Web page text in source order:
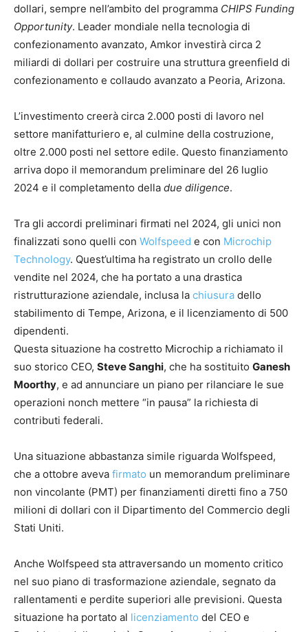
dollari, sempre nell’ambito del programma CHIPS Funding
Opportunity. Leader mondiale nella tecnologia di
confezionamento avanzato, Amkor investirà circa 2
miliardi di dollari per costruire una struttura greenfield di
confezionamento e collaudo avanzato a Peoria, Arizona.
L’investimento creerà circa 2.000 posti di lavoro nel
settore manifatturiero e, al culmine della costruzione,
oltre 2.000 posti nel settore edile. Questo finanziamento
arriva dopo il memorandum preliminare del 26 luglio
2024 e il completamento della due diligence.
Tra gli accordi preliminari firmati nel 2024, gli unici non
finalizzati sono quelli con Wolfspeed e con Microchip
Technology. Quest’ultima ha registrato un crollo delle
vendite nel 2024, che ha portato a una drastica
ristrutturazione aziendale, inclusa la chiusura dello
stabilimento di Tempe, Arizona, e il licenziamento di 500
dipendenti.
Questa situazione ha costretto Microchip a richiamato il
suo storico CEO, Steve Sanghi, che ha sostituito Ganesh
Moorthy, e ad annunciare un piano per rilanciare le sue
operazioni nonch mettere “in pausa” la richiesta di
contributi federali.
Una situazione abbastanza simile riguarda Wolfspeed,
che a ottobre aveva firmato un memorandum preliminare
non vincolante (PMT) per finanziamenti diretti fino a 750
milioni di dollari con il Dipartimento del Commercio degli
Stati Uniti.
Anche Wolfspeed sta attraversando un momento critico
nel suo piano di trasformazione aziendale, segnato da
rallentamenti e perdite superiori alle previsioni. Questa
situazione ha portato al licenziamento del CEO e